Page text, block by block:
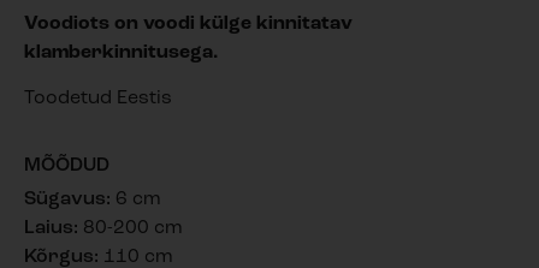
Voodiots on voodi külge kinnitatav
klamberkinnitusega.
Toodetud Eestis
MÕÕDUD
Sügavus: 6 cm
Laius: 80-200 cm
Kõrgus: 110 cm